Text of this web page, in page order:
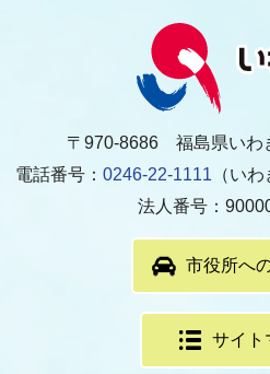
〒970-8686 福島県いわ
電話番号： 0246-22-1111 （い
法人番号：
市役所へ
サイト